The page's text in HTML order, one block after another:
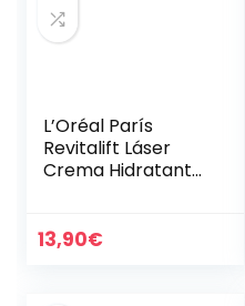
L’Oréal París
Revitalift Láser
Crema Hidratante
Eficacia, con Pro-
13,90€